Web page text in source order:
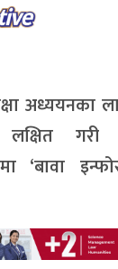
अध्ययनका
लक्षित
‘बावा